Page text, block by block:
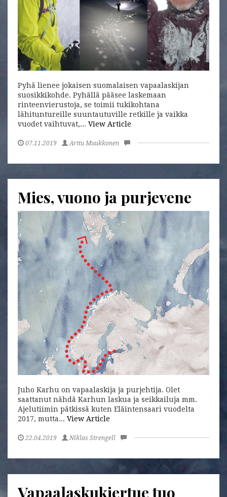
Pyhä lienee jokaisen suomalaisen vapaalaskijan
suosikkikohde. Pyhällä pääsee laskemaan
rinteenvierustoja, se toimii tukikohtana
lähituntureille suuntautuville retkille ja vaikka
vuodet vaihtuvat,... View Article
07.11.2019 Arttu Muukkonen
Mies, vuono ja purjevene
Juho Karhu on vapaalaskija ja purjehtija. Olet
saattanut nähdä Karhun laskua ja seikkailuja mm.
Ajelutiimin pätkissä kuten Eläintensaari vuodelta
2017, mutta... View Article
22.04.2019 Niklas Strengell
Vapaalaskukiertue tuo